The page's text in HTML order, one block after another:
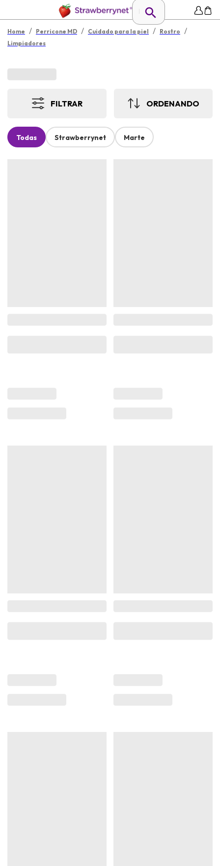
Home / Perricone MD / Cuidado para la piel / Rostro /
Limpiadores
FILTRAR ORDENANDO
Todas Strawberrynet Marte